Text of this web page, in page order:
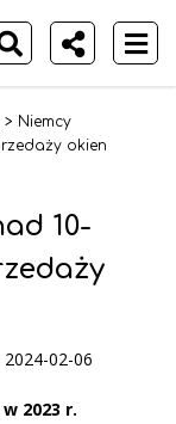
> Niemcy
okien
10-
2024-02-06
2023 r.